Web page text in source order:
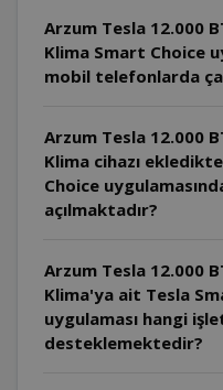
Arzum Tesla 12.000
Klima Smart Choice
mobil telefonlarda
Arzum Tesla 12.000
Klima cihazı ekledikten sonra
Choice
açılmaktadır?
Arzum Tesla 12.000
Klima'ya ait Tesla
uygulaması hangi
desteklemektedir?